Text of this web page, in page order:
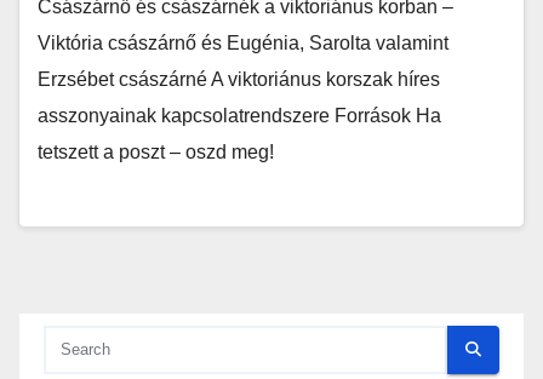
Császárnő és császárnék a viktoriánus korban –
Viktória császárnő és Eugénia, Sarolta valamint
Erzsébet császárné A viktoriánus korszak híres
asszonyainak kapcsolatrendszere Források Ha
tetszett a poszt – oszd meg!